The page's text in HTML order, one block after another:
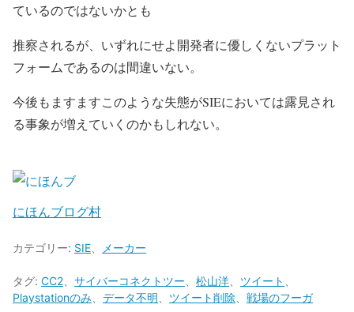
ているのではないかとも
推察されるが、いずれにせよ開発者に優しくないプラット
フォームであるのは間違いない。
今後もますますこのような失態がSIEにおいては露見され
る事象が増えていくのかもしれない。
にほんブログ村
カテゴリー: SIE メーカー
タグ: CC2 サイバーコネクトツー 松山洋 ツイート
Playstationのみ
データ不明 ツイート削除 戦場のフーガ